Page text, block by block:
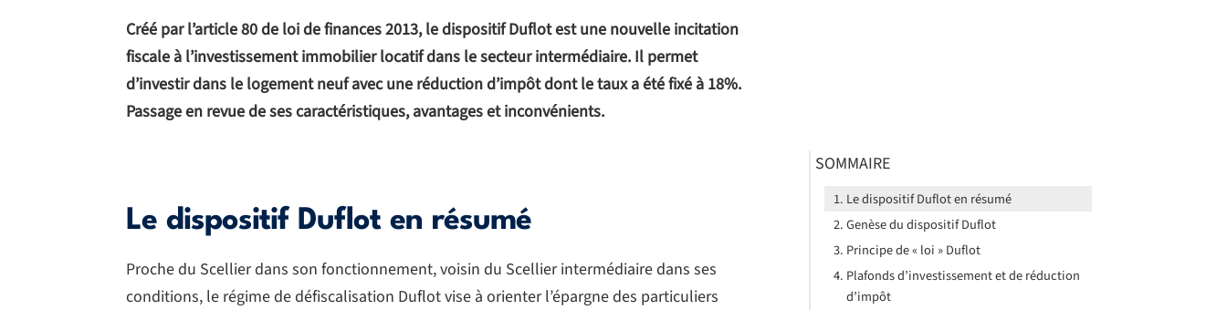
Créé par l’article 80 de loi de finances 2013, le dispositif Duflot est une nouvelle incitation
fiscale à l’investissement immobilier locatif dans le secteur intermédiaire. Il permet
d’investir dans le logement neuf avec une réduction d’impôt dont le taux a été fixé à 18%.
Passage en revue de ses caractéristiques, avantages et inconvénients.
Le dispositif Duflot en résumé
Proche du Scellier dans son fonctionnement, voisin du Scellier intermédiaire dans ses
conditions, le régime de défiscalisation Duflot vise à orienter l’épargne des particuliers
SOMMAIRE
Le dispositif Duflot en résumé
Genèse du dispositif Duflot
Principe de « loi » Duflot
Plafonds d’investissement et de réduction
d’impôt